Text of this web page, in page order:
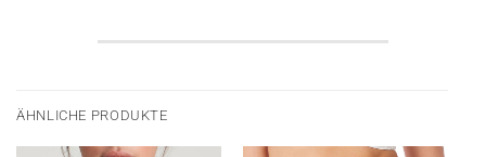
ÄHNLICHE PRODUKTE